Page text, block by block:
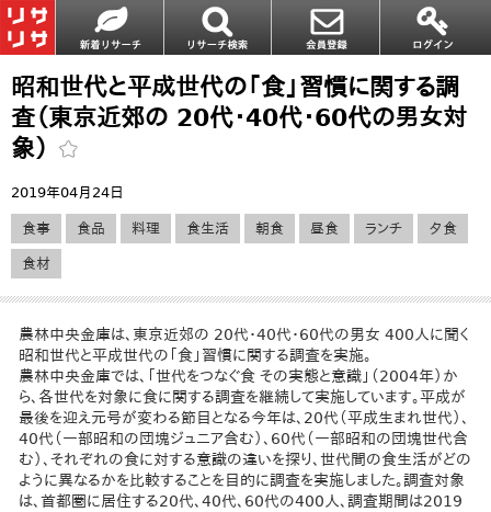
昭和世代と平成世代の「食」習慣に関する調
査（東京近郊の 20代・40代・60代の男女対
象）
2019年04月24日
食事 食品 料理 食生活 朝食 昼食 ランチ 夕食
食材
農林中央金庫は、東京近郊の 20代・40代・60代の男女 400人に聞く
昭和世代と平成世代の「食」習慣に関する調査を実施。
農林中央金庫では、「世代をつなぐ食 その実態と意識」（2004年）か
ら、各世代を対象に食に関する調査を継続して実施しています。平成が
最後を迎え元号が変わる節目となる今年は、20代（平成生まれ世代）、
40代（一部昭和の団塊ジュニア含む）、60代（一部昭和の団塊世代含
む）、それぞれの食に対する意識の違いを探り、世代間の食生活がどの
ように異なるかを比較することを目的に調査を実施しました。調査対象
は、首都圏に居住する20代、40代、60代の400人、調査期間は2019